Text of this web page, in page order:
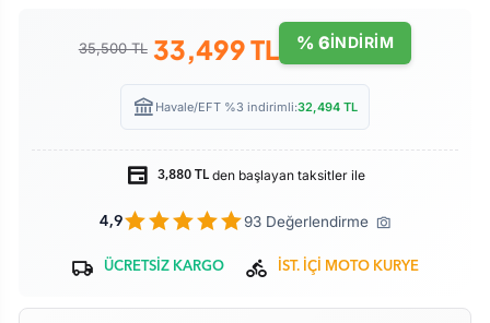
35,500 TL 33,499TL % 6İNDİRİM
Havale/EFT %3 indirimli:32,494 TL
3,880 TLden başlayan taksitler ile
4,9 93 Değerlendirme
ÜCRETSİZ KARGO İST. İÇİ MOTO KURYE